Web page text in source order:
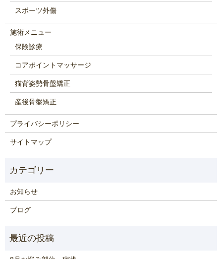
スポーツ外傷
施術メニュー
保険診療
コアポイントマッサージ
猫背姿勢骨盤矯正
産後骨盤矯正
プライバシーポリシー
サイトマップ
お知らせ
ブログ